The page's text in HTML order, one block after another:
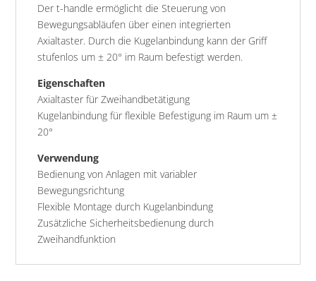
Der t-handle ermöglicht die Steuerung von
Bewegungsabläufen über einen integrierten
Axialtaster. Durch die Kugelanbindung kann der Griff
stufenlos um ± 20° im Raum befestigt werden.
Eigenschaften
Axialtaster für Zweihandbetätigung
Kugelanbindung für flexible Befestigung im Raum um ±
20°
Verwendung
Bedienung von Anlagen mit variabler
Bewegungsrichtung
Flexible Montage durch Kugelanbindung
Zusätzliche Sicherheitsbedienung durch
Zweihandfunktion